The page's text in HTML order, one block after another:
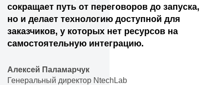
сокращает путь от переговоров до запуска,
но и делает технологию доступной для
заказчиков, у которых нет ресурсов на
самостоятельную интеграцию.
Алексей Паламарчук
Генеральный директор NtechLab